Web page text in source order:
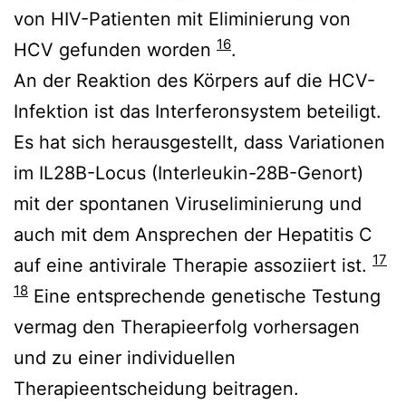
von HIV-Patienten mit Eliminierung von
HCV gefunden worden 16.
An der Reaktion des Körpers auf die HCV-
Infektion ist das Interferonsystem beteiligt.
Es hat sich herausgestellt, dass Variationen
im IL28B-Locus (Interleukin-28B-Genort)
mit der spontanen Viruseliminierung und
auch mit dem Ansprechen der Hepatitis C
auf eine antivirale Therapie assoziiert ist. 17
18 Eine entsprechende genetische Testung
vermag den Therapieerfolg vorhersagen
und zu einer individuellen
Therapieentscheidung beitragen.